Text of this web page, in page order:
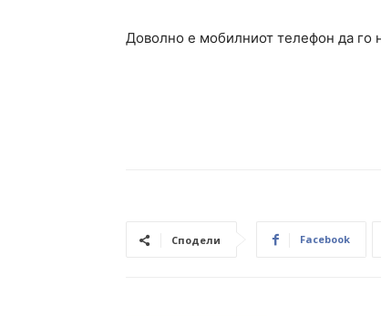
Доволно е мобилниот телефон да го
Сподели Facebook